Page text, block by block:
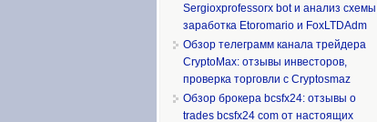
Sergioxprofessorx bot и анализ схемы
заработка Etoromario и FoxLTDAdm
Обзор телеграмм канала трейдера
CryptoMax: отзывы инвесторов,
проверка торговли с Cryptosmaz
Обзор брокера bcsfx24: отзывы о
trades bcsfx24 com от настоящих